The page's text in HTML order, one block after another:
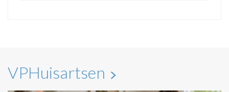
VPHuisartsen